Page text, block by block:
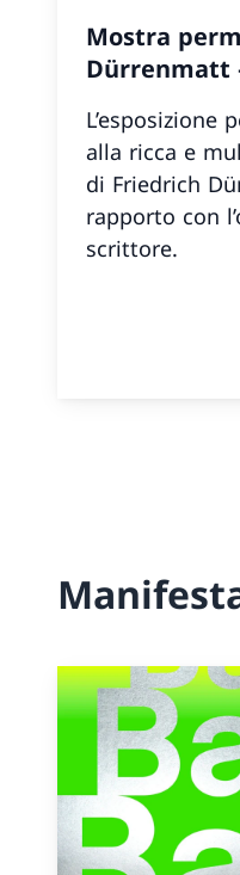
Mostra
Dürrenmatt
L’esposizione
alla ricca e
di Friedrich
rapporto con
scrittore.